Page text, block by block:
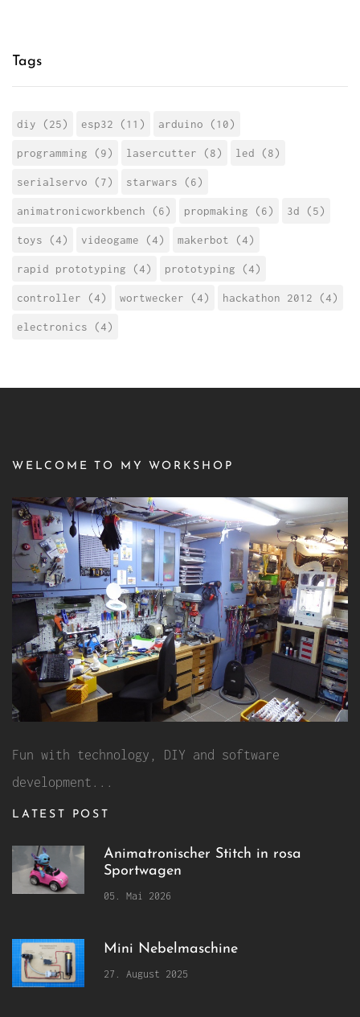
Tags
diy (25) esp32 (11) arduino (10)
programming (9) lasercutter (8) led (8)
serialservo (7) starwars (6)
animatronicworkbench (6) propmaking (6) 3d (5)
toys (4) videogame (4) makerbot (4)
rapid prototyping (4) prototyping (4)
controller (4) wortwecker (4) hackathon 2012 (4)
electronics (4)
WELCOME TO MY WORKSHOP
Fun with technology, DIY and software
development...
LATEST POST
Animatronischer Stitch in rosa
Sportwagen
05. Mai 2026
Mini Nebelmaschine
27. August 2025